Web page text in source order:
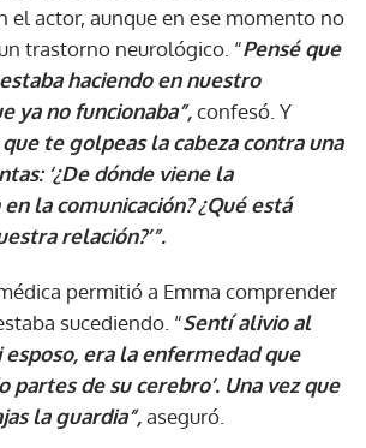
el actor, aunque en ese momento no
trastorno neurológico. “Pensé que
haciendo en nuestro
ya no funcionaba”,confesó. Y
te golpeas la cabeza contra una
‘¿De dónde viene la
la comunicación? ¿Qué está
relación?’”.
permitió a Emma comprender
sucediendo. “Sentí alivio al
esposo, era la enfermedad que
partes de su cerebro’. Una vez que
la guardia”,aseguró.